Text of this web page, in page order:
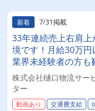
新着 7/31掲載
33年連続売上右肩
境です！月給30万
業界未経験者の方も
株式会社樋口物流サー
ター
動画あり 交通費支給